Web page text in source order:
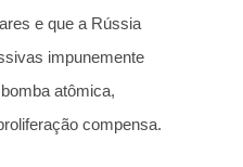
e que a Rússia
impunemente
atômica,
compensa.